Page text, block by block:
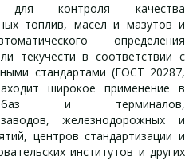
для контроля качества
топлив, масел и мазутов и
определения
текучести в соответствии с
стандартами (ГОСТ 20287,
широкое применение в
и терминалов,
железнодорожных и
центров стандартизации и
институтов и других